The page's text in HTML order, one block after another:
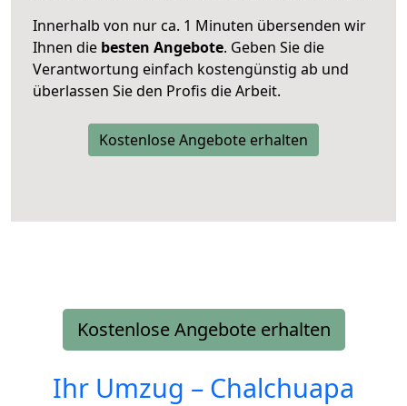
Innerhalb von nur ca. 1 Minuten übersenden wir
Ihnen die besten Angebote. Geben Sie die
Verantwortung einfach kostengünstig ab und
überlassen Sie den Profis die Arbeit.
Kostenlose Angebote erhalten
Kostenlose Angebote erhalten
Ihr Umzug – Chalchuapa